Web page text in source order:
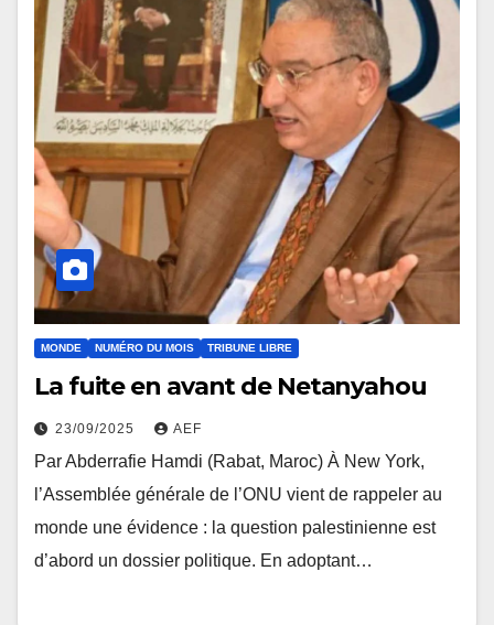
MONDE NUMÉRO DU MOIS TRIBUNE LIBRE
La fuite en avant de Netanyahou
23/09/2025 AEF
Par Abderrafie Hamdi (Rabat, Maroc) À New York,
l’Assemblée générale de l’ONU vient de rappeler au
monde une évidence : la question palestinienne est
d’abord un dossier politique. En adoptant…